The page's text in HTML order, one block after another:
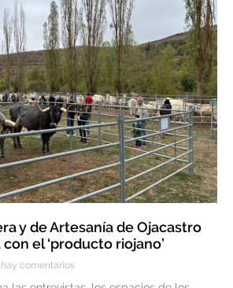
y de Artesanía de Ojacastro
el ‘producto riojano’
hay comentarios